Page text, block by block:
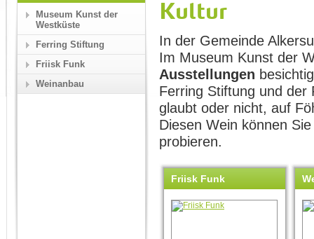
Kultur
In der Gemeinde
Im Museum Kunst der
Ausstellungen
Ferring Stiftung und der
glaubt oder nicht, auf
Diesen Wein können
probieren.
Friisk Funk
Museum Kunst der
Westküste
Ferring Stiftung
Friisk Funk
Weinanbau